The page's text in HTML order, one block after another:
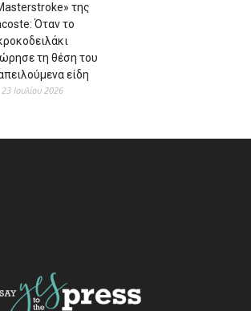
της
Όταν το
τη θέση του
είδη
23 Ιουλίου 2026